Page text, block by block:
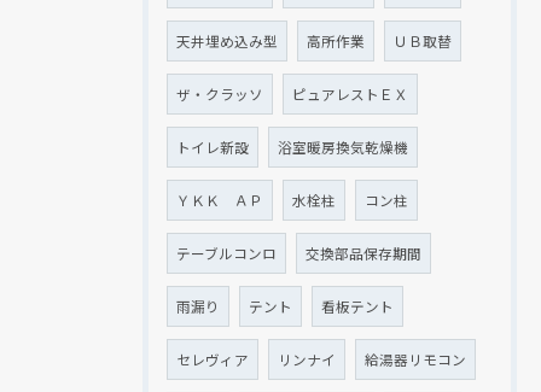
天井埋め込み型 高所作業 ＵＢ取替
ザ・クラッソ ピュアレストＥＸ
トイレ新設 浴室暖房換気乾燥機
ＹＫＫ ＡＰ 水栓柱 コン柱
テーブルコンロ 交換部品保存期間
雨漏り テント 看板テント
セレヴィア リンナイ 給湯器リモコン